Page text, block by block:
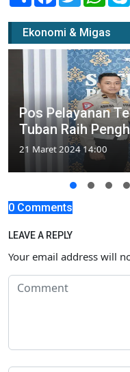
Ekonomi & Migas
Pos Pelayanan
Tuban Raih
21 Maret 2024 14:00
0 Comments
LEAVE A REPLY
Your email address will